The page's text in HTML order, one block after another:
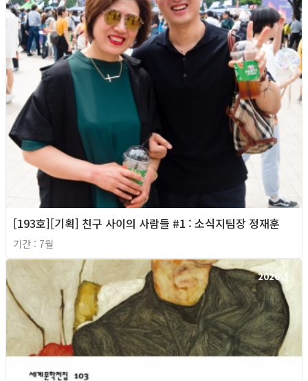
[193호][기획] 친구 사이의 사람들 #1 : 소식지팀장 정재훈
기간 : 7월
2026년